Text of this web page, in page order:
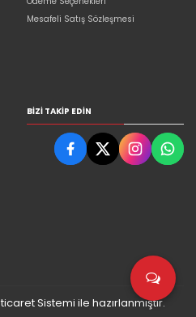
Mesafeli Satış Sözleşmesi
BIZI TAKIP EDIN
Sistemi ile hazırlanmıştır.